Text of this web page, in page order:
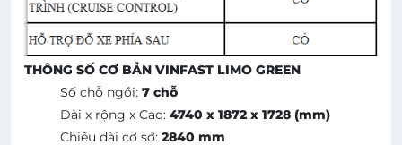
THÔNG SỐ CƠ BẢN VINFAST LIMO GREEN
Số chỗ ngồi: 7 chỗ
Dài x rộng x Cao: 4740 x 1872 x 1728 (mm)
Chiều dài cơ sở: 2840 mm